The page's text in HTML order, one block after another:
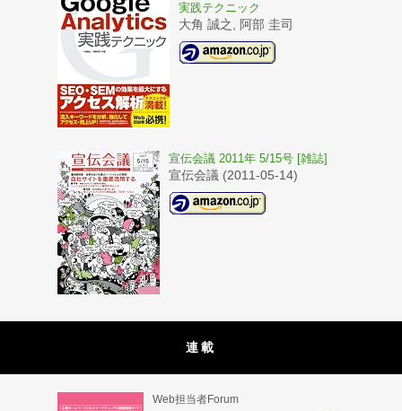
実践テクニック
大角 誠之, 阿部 圭司
宣伝会議 2011年 5/15号 [雑誌]
宣伝会議 (2011-05-14)
連載
Web担当者Forum